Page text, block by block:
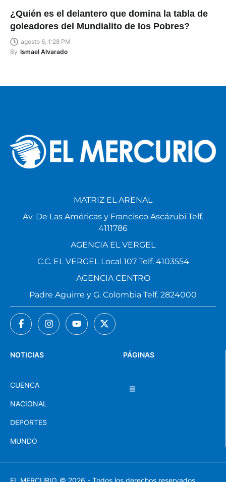
¿Quién es el delantero que domina la tabla de
goleadores del Mundialito de los Pobres?
agosto 6, 1:28 PM
By Ismael Alvarado
PÁGINAS
NOTICIAS
CUENCA
NACIONAL
DEPORTES
MUNDO
MATRIZ EL ARENAL
Av. De Las Américas y Francisco Ascázubi Telf.
4111786
AGENCIA EL VERGEL
C.C. EL VERGEL Local 107 Telf. 4103554
AGENCIA CENTRO
Padre Aguirre y G. Colombia Telf. 2824000
EL MERCURIO © 2026 - Todos los derechos reservados